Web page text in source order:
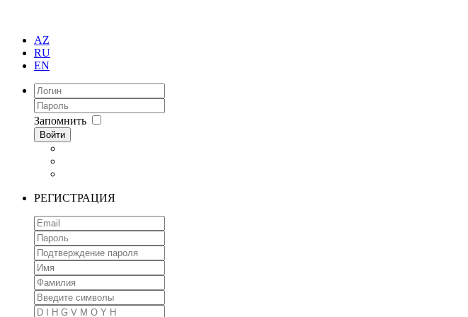
AZ
RU
EN
Запомнить
Войти
РЕГИСТРАЦИЯ